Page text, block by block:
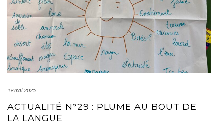
19 mai 2025
ACTUALITÉ N°29 : PLUME AU BOUT DE
LA LANGUE